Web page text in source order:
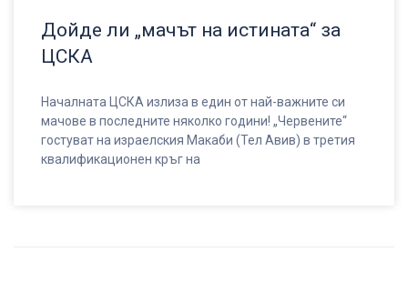
Дойде ли „мачът на истината“ за
ЦСКА
Началната ЦСКА излиза в един от най-важните си
мачове в последните няколко години! „Червените“
гостуват на израелския Макаби (Тел Авив) в третия
квалификационен кръг на